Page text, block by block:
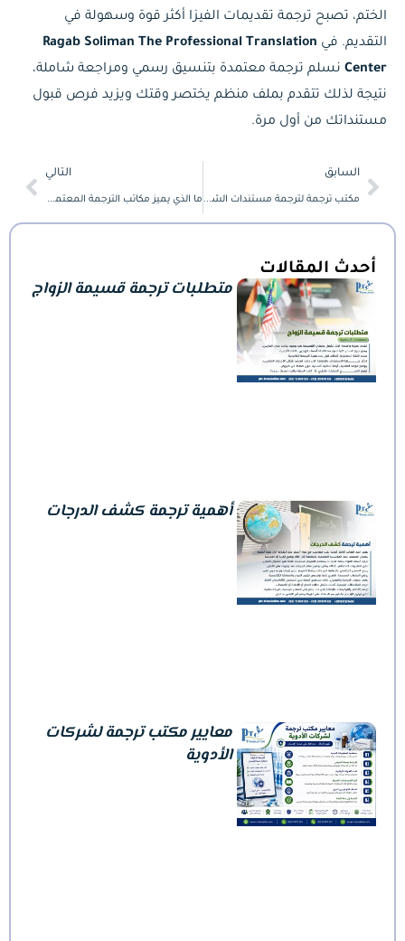
أحدث المقالات
متطلبات ترجمة قسيمة الزواج
أهمية ترجمة كشف الدرجات
معايير مكتب ترجمة لشركات
الأدوية
الختم، تصبح ترجمة تقديمات الفيزا أكثر قوة وسهولة في
التقديم. في Ragab Soliman The Professional Translation
Center نسلم ترجمة معتمدة بتنسيق رسمي ومراجعة شاملة،
نتيجة لذلك تتقدم بملف منظم يختصر وقتك ويزيد فرص قبول
مستنداتك من أول مرة.
Prev
السابق
مكتب ترجمة لترجمة مستندات الشحن والتخليص الجمركي
التالي
ما الذي يميز مكاتب الترجمة المعتمدة عن غيرها